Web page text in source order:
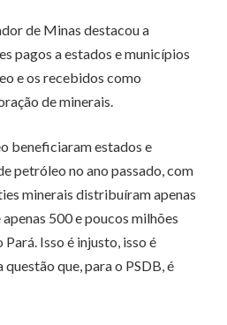
de Minas destacou a
pagos a estados e municípios
e os recebidos como
de minerais.
beneficiaram estados e
petróleo no ano passado, com
minerais distribuíram apenas
500 e poucos milhões
Isso é injusto, isso é
questão que, para o PSDB, é